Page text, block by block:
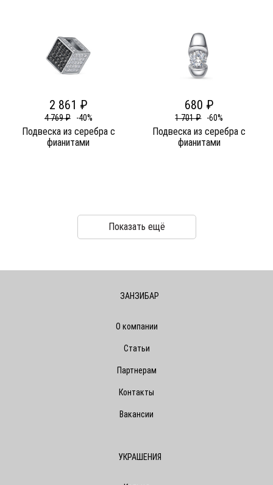
2 861 ₽
4 769 ₽ -40%
Подвеска из серебра c
фианитами
680 ₽
1 701 ₽ -60%
Подвеска из серебра c
фианитами
Показать ещё
ЗАНЗИБАР
О компании
Статьи
Партнерам
Контакты
Вакансии
УКРАШЕНИЯ